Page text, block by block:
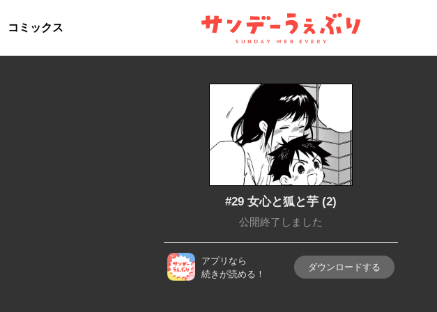
サンデーうぇぶり
コミックス
#29 女心と狐と芋 (2)
公開終了しました
アプリなら
続きが読める！
ダウンロードする